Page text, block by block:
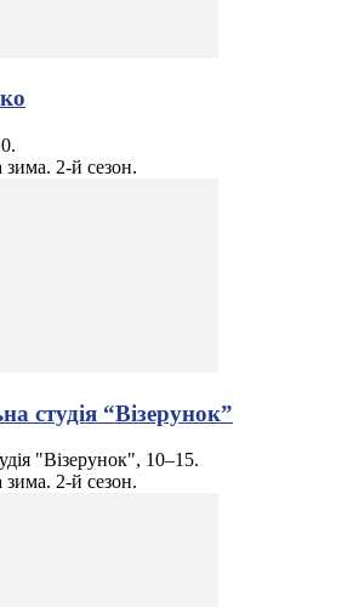
зима. 2-й сезон.
студія “Візерунок”
"Візерунок", 10–15.
зима. 2-й сезон.